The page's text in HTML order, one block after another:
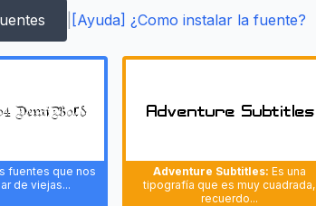
[Ayuda] ¿Como instalar la fuente?
fuentes que nos
de viejas...
Adventure Subtitles: Es una
tipografía que es muy cuadrada,
recuerdo...